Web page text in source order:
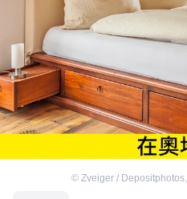
© Zveiger / Depositphotos,